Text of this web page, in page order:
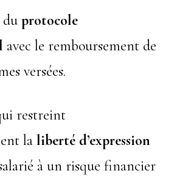
duprotocole
avec le remboursement de
versées.
restreint
laliberté d’expression
à un risque financier